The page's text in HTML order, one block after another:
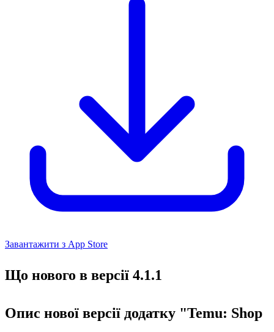
Завантажити з App Store
Що нового в версії 4.1.1
Опис нової версії додатку "Temu: Shop